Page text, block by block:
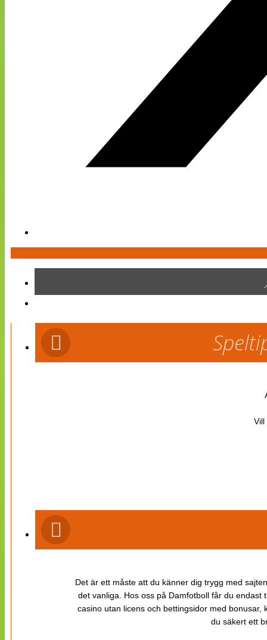
Vill
Det är ett måste att du känner dig trygg med
det vanliga. Hos oss på Damfotboll får du
casino utan licens och bettingsidor med
du säkert ett